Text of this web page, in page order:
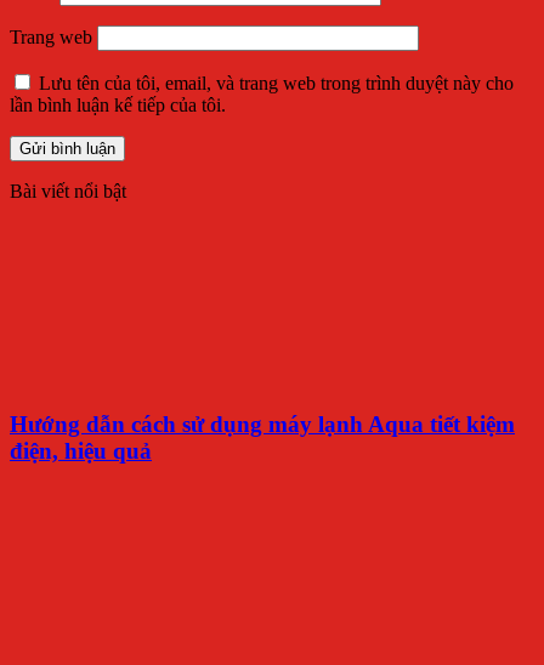
Trang web
Lưu tên của tôi, email, và trang web trong trình duyệt này cho
lần bình luận kế tiếp của tôi.
Bài viết nổi bật
Hướng dẫn cách sử dụng máy lạnh Aqua tiết kiệm
điện, hiệu quả